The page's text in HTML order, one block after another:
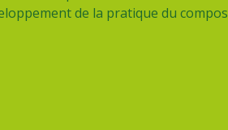
de la pratique du